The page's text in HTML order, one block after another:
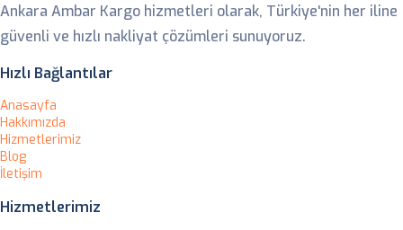
Ankara Ambar Kargo hizmetleri olarak, Türkiye'nin her iline
güvenli ve hızlı nakliyat çözümleri sunuyoruz.
Hızlı Bağlantılar
Anasayfa
Hakkımızda
Hizmetlerimiz
Blog
İletişim
Hizmetlerimiz